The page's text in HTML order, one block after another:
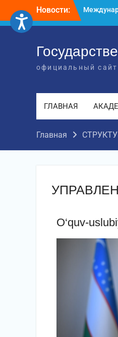
Новости:
официальный сайт
ГЛАВНАЯ
Главная
О‘quv-